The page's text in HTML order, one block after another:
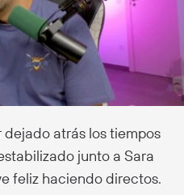
atrás los tiempos
junto a Sara
feliz haciendo directos.